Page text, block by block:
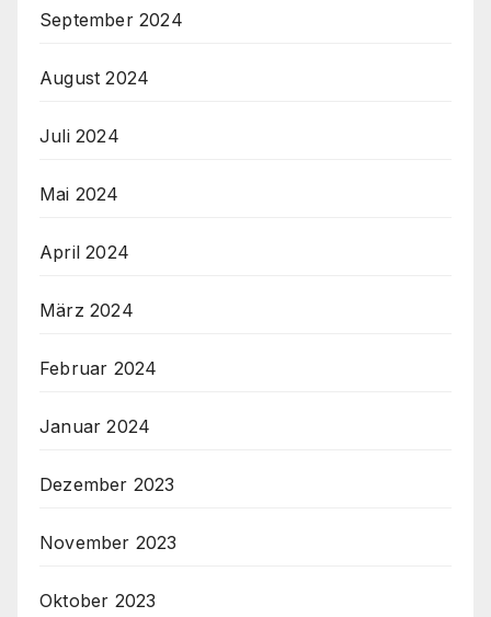
September 2024
August 2024
Juli 2024
Mai 2024
April 2024
März 2024
Februar 2024
Januar 2024
Dezember 2023
November 2023
Oktober 2023